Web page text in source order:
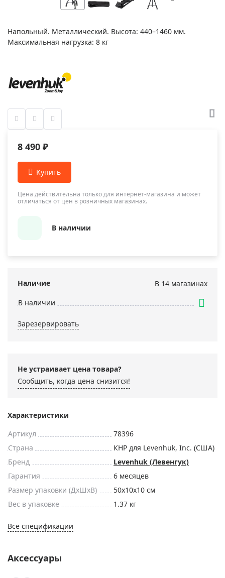
Напольный. Металлический. Высота: 440–1460 мм.
Максимальная нагрузка: 8 кг
8 490 ₽
Цена действительна только для интернет-магазина и может
отличаться от цен в розничных магазинах.
В наличии
Наличие
В 14 магазинах
В наличии
Зарезервировать
Не устраивает цена товара?
Сообщить, когда цена снизится!
Характеристики
Артикул
78396
Страна
КНР для Levenhuk, Inc. (США)
Бренд
Levenhuk (Левенгук)
Гарантия
6 месяцев
Размер упаковки (ДxШxВ)
50x10x10 см
Вес в упаковке
1.37 кг
Все спецификации
Аксессуары